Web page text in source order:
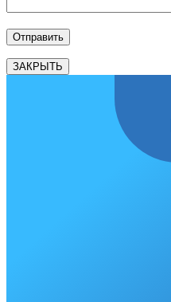
ЗАКРЫТЬ